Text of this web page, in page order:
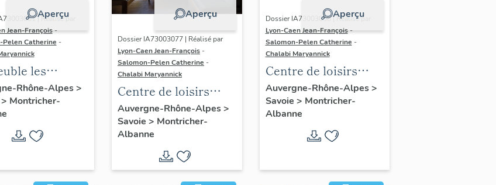
Aperçu
| Réalisé par
Jean-François -
Pelen Catherine -
les
Rhône-Alpes>
> Montricher-
Aperçu
Dossier IA73003077 | Réalisé par
Lyon-Caen Jean-François -
Salomon-Pelen Catherine -
Chalabi Maryannick
Centre de loisirs
Balcons de
Maurienne Arc-en-
ciel : accueil
Auvergne-Rhône-Alpes>
Savoie > Montricher-
Albanne
Aperçu
Dossier IA73003058 | Réalisé par
Lyon-Caen Jean-François -
Salomon-Pelen Catherine -
Chalabi Maryannick
Centre de loisirs
Azurèva : bâtiment
des chambres
Auvergne-Rhône-Alpes>
Savoie > Montricher-
Albanne